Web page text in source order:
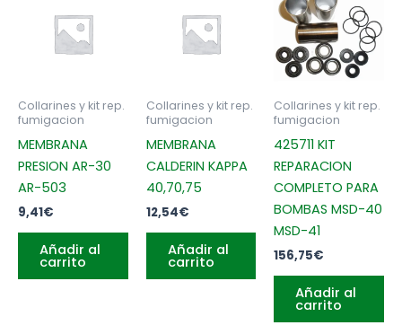
Collarines y kit rep.
fumigacion
MEMBRANA
PRESION AR-30
AR-503
9,41€
Añadir al
carrito
Collarines y kit rep.
fumigacion
MEMBRANA
CALDERIN KAPPA
40,70,75
12,54€
Añadir al
carrito
Collarines y kit rep.
fumigacion
425711 KIT
REPARACION
COMPLETO PARA
BOMBAS MSD-40
MSD-41
156,75€
Añadir al
carrito